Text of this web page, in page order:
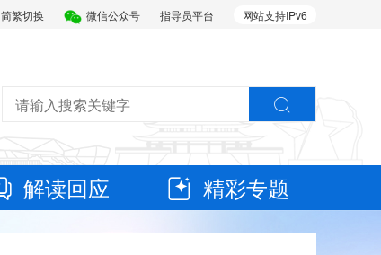
网站支持IPv6
指导员平台
微信公众号
简繁切换
解读回应 精彩专题